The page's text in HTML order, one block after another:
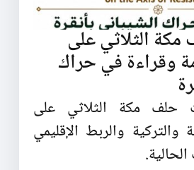
الثلاثي على
وقراءة في حراك
حلف مكة الثلاثي على
والتركية والربط الإقليمي